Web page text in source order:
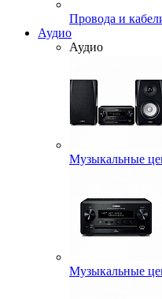
Провода и
Аудио
Аудио
Музыкальные
Музыкальные